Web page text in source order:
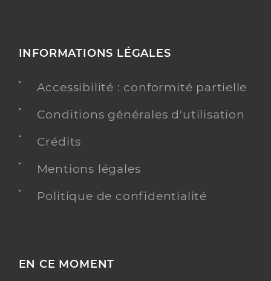
INFORMATIONS LÉGALES
Accessibilité : conformité partielle
Conditions générales d'utilisation
Crédits
Mentions légales
Politique de confidentialité
EN CE MOMENT